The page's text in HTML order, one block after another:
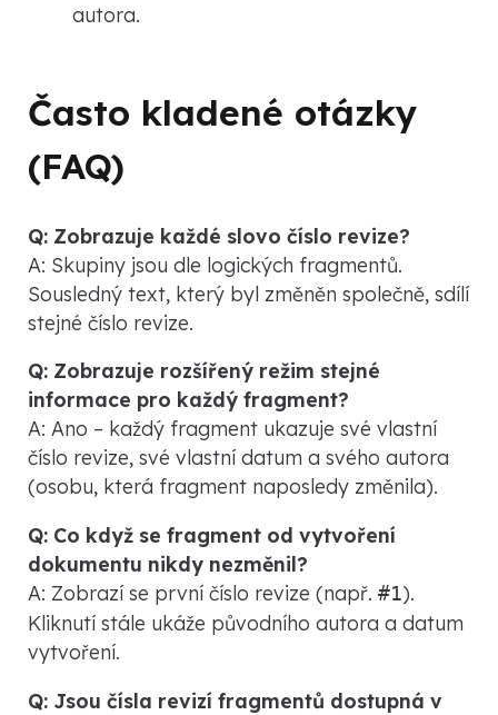
autora.
Často kladené otázky
(FAQ)
Q: Zobrazuje každé slovo číslo revize?
A: Skupiny jsou dle logických fragmentů.
Sousledný text, který byl změněn společně, sdílí
stejné číslo revize.
Q: Zobrazuje rozšířený režim stejné
informace pro každý fragment?
A: Ano – každý fragment ukazuje své vlastní
číslo revize, své vlastní datum a svého autora
(osobu, která fragment naposledy změnila).
Q: Co když se fragment od vytvoření
dokumentu nikdy nezměnil?
A: Zobrazí se první číslo revize (např. #1).
Kliknutí stále ukáže původního autora a datum
vytvoření.
Q: Jsou čísla revizí fragmentů dostupná v